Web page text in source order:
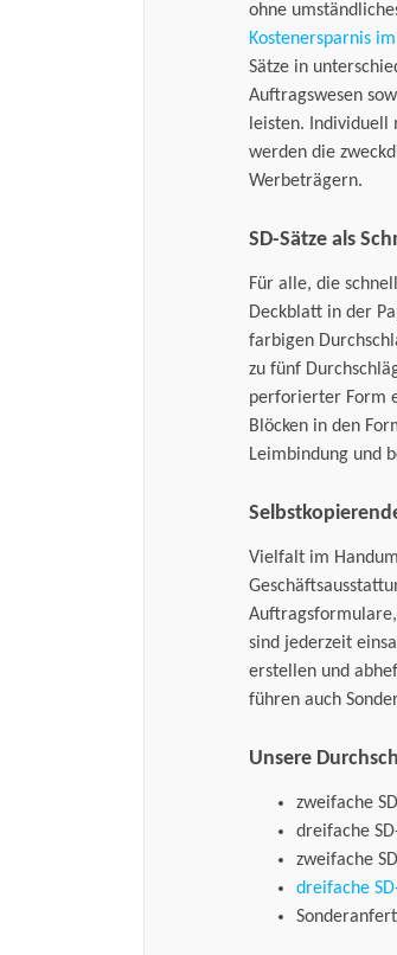
ohne
Kostenersparnis
Sätze in
Auftragswesen
leisten.
werden die
Werbeträgern.
SD-Sätze als
Für alle, die
Deckblatt in der
farbigen
zu fünf
perforierter Form
Blöcken in den
Leimbindung und
Vielfalt im
Auftragsformulare,
sind jederzeit
erstellen und
führen auch
Unsere
zweifache
dreifache
zweifache
dreifache